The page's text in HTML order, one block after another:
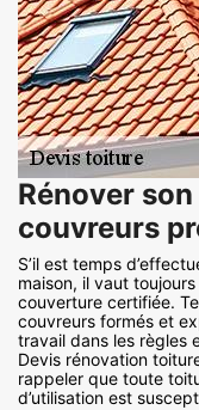
Rénover
couvreurs
S’il est temps
maison, il vaut
couverture certifiée.
couvreurs formés et
travail dans les règles
Devis rénovation
rappeler que toute
d’utilisation est